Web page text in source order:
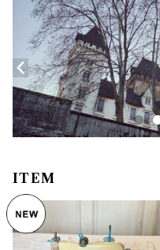
ITEM